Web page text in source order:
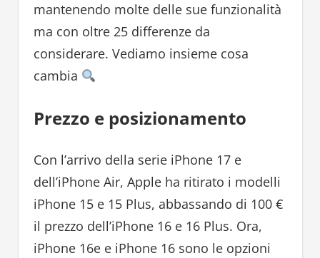
mantenendo molte delle sue funzionalità
ma con oltre 25 differenze da
considerare. Vediamo insieme cosa
cambia
Prezzo e posizionamento
Con l’arrivo della serie iPhone 17 e
dell’iPhone Air, Apple ha ritirato i modelli
iPhone 15 e 15 Plus, abbassando di 100 €
il prezzo dell’iPhone 16 e 16 Plus. Ora,
iPhone 16e e iPhone 16 sono le opzioni